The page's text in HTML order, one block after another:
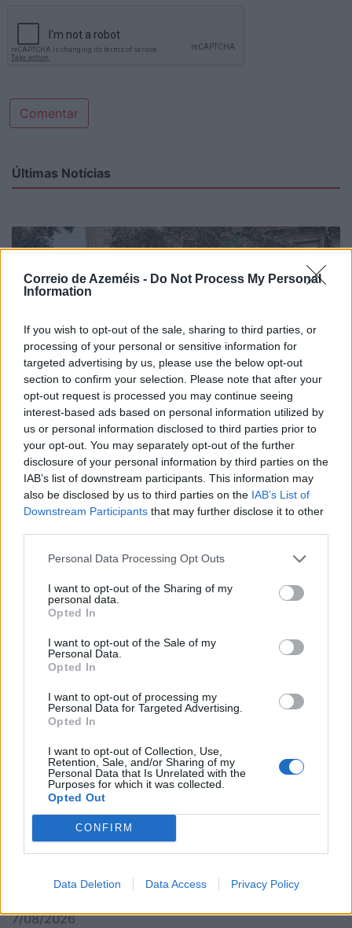
Correio de Azeméis - Do Not Process My Personal
Information
If you wish to opt-out of the sale, sharing to third parties, or
processing of your personal or sensitive information for
targeted advertising by us, please use the below opt-out
section to confirm your selection. Please note that after your
opt-out request is processed you may continue seeing
interest-based ads based on personal information utilized by
us or personal information disclosed to third parties prior to
your opt-out. You may separately opt-out of the further
disclosure of your personal information by third parties on the
IAB’s list of downstream participants. This information may
also be disclosed by us to third parties on the IAB’s List of
Downstream Participants that may further disclose it to other
Personal Data Processing Opt Outs
I want to opt-out of the Sharing of my
personal data.
Opted In
I want to opt-out of the Sale of my
Personal Data.
Opted In
I want to opt-out of processing my
Personal Data for Targeted Advertising.
Opted In
I want to opt-out of Collection, Use,
Retention, Sale, and/or Sharing of my
Personal Data that Is Unrelated with the
Purposes for which it was collected.
Opted Out
CONFIRM
Data Deletion Data Access Privacy Policy
Comentar
Últimas Notícias
Placa improvisada pede civismo, sacos respondem
no passeio
7/08/2026
7/08/2026